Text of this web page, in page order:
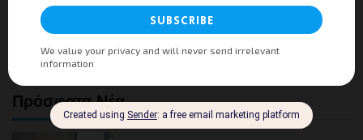
Αναζήτηση
Facebook
Instagram
LinkedIn
Twitter
YouTube
Channel
Πρόσφατα Νέα